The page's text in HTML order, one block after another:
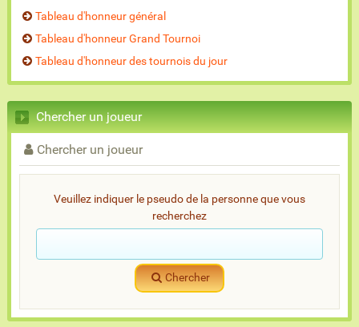
Tableau d'honneur général
Tableau d'honneur Grand Tournoi
Tableau d'honneur des tournois du jour
Chercher un joueur
Chercher un joueur
Veuillez indiquer le pseudo de la personne que vous
recherchez
Chercher